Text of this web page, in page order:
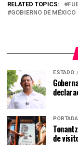
RELATED TOPICS:
GOBIERNO DE MÉXICO
ESTADO
PORTADA
de